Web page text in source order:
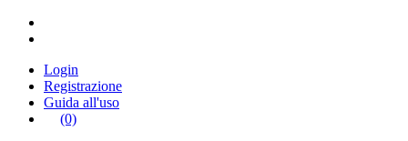
Login
Registrazione
Guida all'uso
(0)